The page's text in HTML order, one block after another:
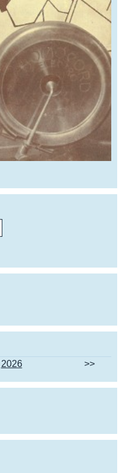
2026 >>